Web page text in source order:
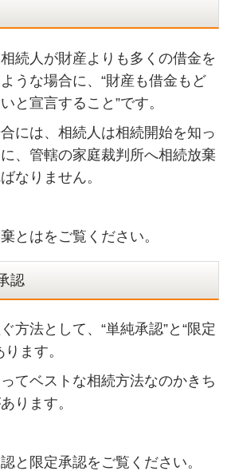
続人が財産よりも多くの借金を
うな場合に、“財産も借金もど
と宣言すること”です。
には、相続人は相続開始を知っ
、管轄の家庭裁判所へ相続放棄
なりません。
とはをご覧ください。
認
方法として、“単純承認”と“限定
ます。
てベストな相続方法なのかきち
ります。
と限定承認をご覧ください。